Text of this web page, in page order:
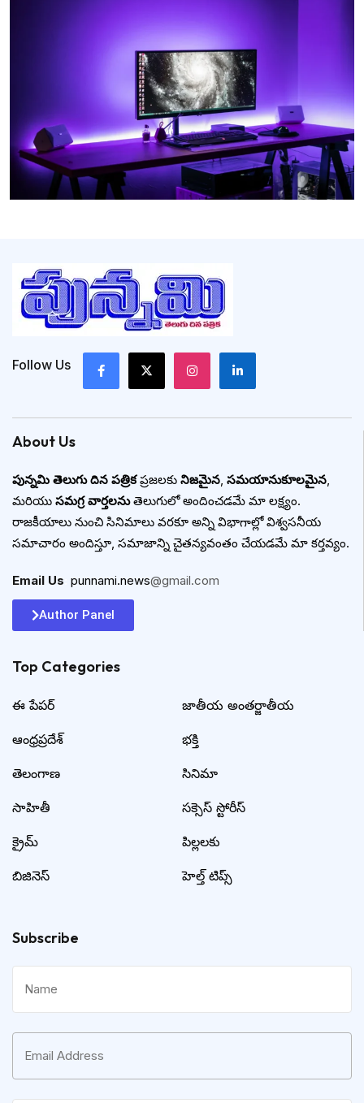
Follow Us
About Us
పున్నమి తెలుగు దిన పత్రికప్రజలకు నిజమైన, సమయానుకూలమైన,
మరియు సమగ్ర వార్తలనుతెలుగులో అందించడమే మా లక్ష్యం.
రాజకీయాలు నుంచి సినిమాలు వరకూ అన్ని విభాగాల్లో విశ్వసనీయ
సమాచారం అందిస్తూ, సమాజాన్ని చైతన్యవంతం చేయడమే మా కర్తవ్యం.
Email Us punnami.news@gmail.com
Author Panel
Top Categories​
ఈ పేపర్
ఆంధ్రప్రదేశ్
తెలంగాణ
సాహితీ
క్రైమ్
బిజినెస్
జాతీయ అంతర్జాతీయ
భక్తి
సినిమా
సక్సెస్ స్టోరీస్
పిల్లలకు
హెల్త్ టిప్స్
Subscribe